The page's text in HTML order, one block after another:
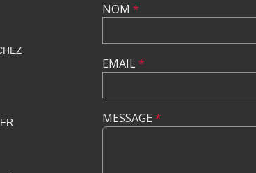
NOM *
EMAIL*
MESSAGE *